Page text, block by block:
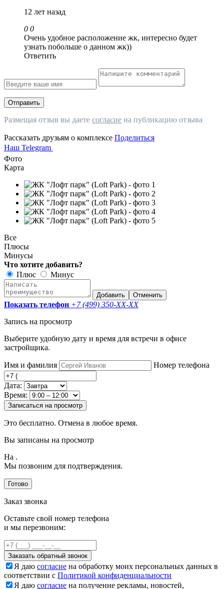
12 лет назад
0 0
Очень удобное расположение жк, интересно будет
узнать побольше о данном жк))
Ответить
Отправить
Размещая отзыв вы даете согласие на публикацию отзыва
Рассказать друзьям о комплексе Поделиться
Наш Telegram
Фото
Карта
Все
Плюсы
Минусы
Что хотите добавить?
Плюс
Минус
Добавить Отменить
Показать телефон +7 (499) 350-XX-XX
Запись на просмотр
Выберите удобную дату и время для встречи в офисе
застройщика.
Имя и фамилия Номер телефона
Дата:
Время:
Записаться на просмотр
Это бесплатно. Отмена в любое время.
Вы записаны на просмотр
На .
Мы позвоним для подтверждения.
Готово
Заказ звонка
Оставьте свой номер телефона
и мы перезвоним:
Заказать обратный звонок
Я даю согласие на обработку моих персональных данных в
соответствии с Политикой конфиденциальности
Я даю согласие на получение рекламы, новостей,